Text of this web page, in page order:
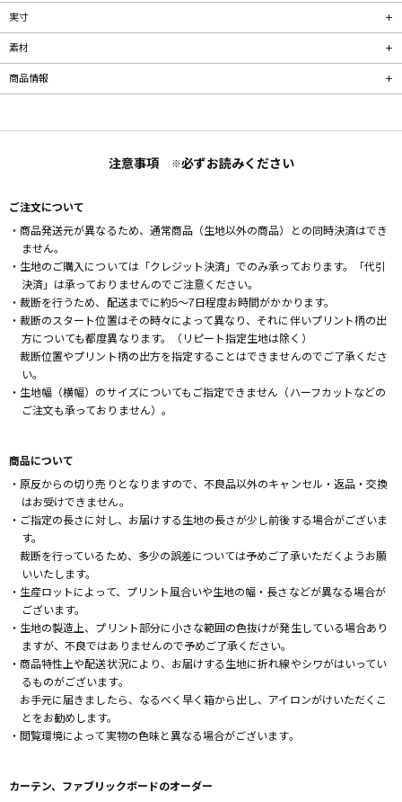
実寸
素材
商品情報
注意事項 ※必ずお読みください
ご注文について
・商品発送元が異なるため、通常商品（生地以外の商品）との同時決済はでき
ません。
・生地のご購入については「クレジット決済」でのみ承っております。「代引
決済」は承っておりませんのでご注意ください。
・裁断を行うため、配送までに約5～7日程度お時間がかかります。
・裁断のスタート位置はその時々によって異なり、それに伴いプリント柄の出
方についても都度異なります。（リピート指定生地は除く）
裁断位置やプリント柄の出方を指定することはできませんのでご了承くださ
い。
・生地幅（横幅）のサイズについてもご指定できません（ハーフカットなどの
ご注文も承っておりません）。
商品について
・原反からの切り売りとなりますので、不良品以外のキャンセル・返品・交換
はお受けできません。
・ご指定の長さに対し、お届けする生地の長さが少し前後する場合がございま
す。
裁断を行っているため、多少の誤差については予めご了承いただくようお願
いいたします。
・生産ロットによって、プリント風合いや生地の幅・長さなどが異なる場合が
ございます。
・生地の製造上、プリント部分に小さな範囲の色抜けが発生している場合あり
ますが、不良ではありませんので予めご了承ください。
・商品特性上や配送状況により、お届けする生地に折れ線やシワがはいってい
るものがございます。
お手元に届きましたら、なるべく早く箱から出し、アイロンがけいただくこ
とをお勧めします。
・閲覧環境によって実物の色味と異なる場合がございます。
カーテン、ファブリックボードのオーダー